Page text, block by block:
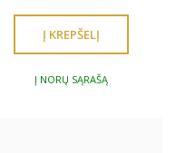
Į NORŲ SĄRAŠĄ